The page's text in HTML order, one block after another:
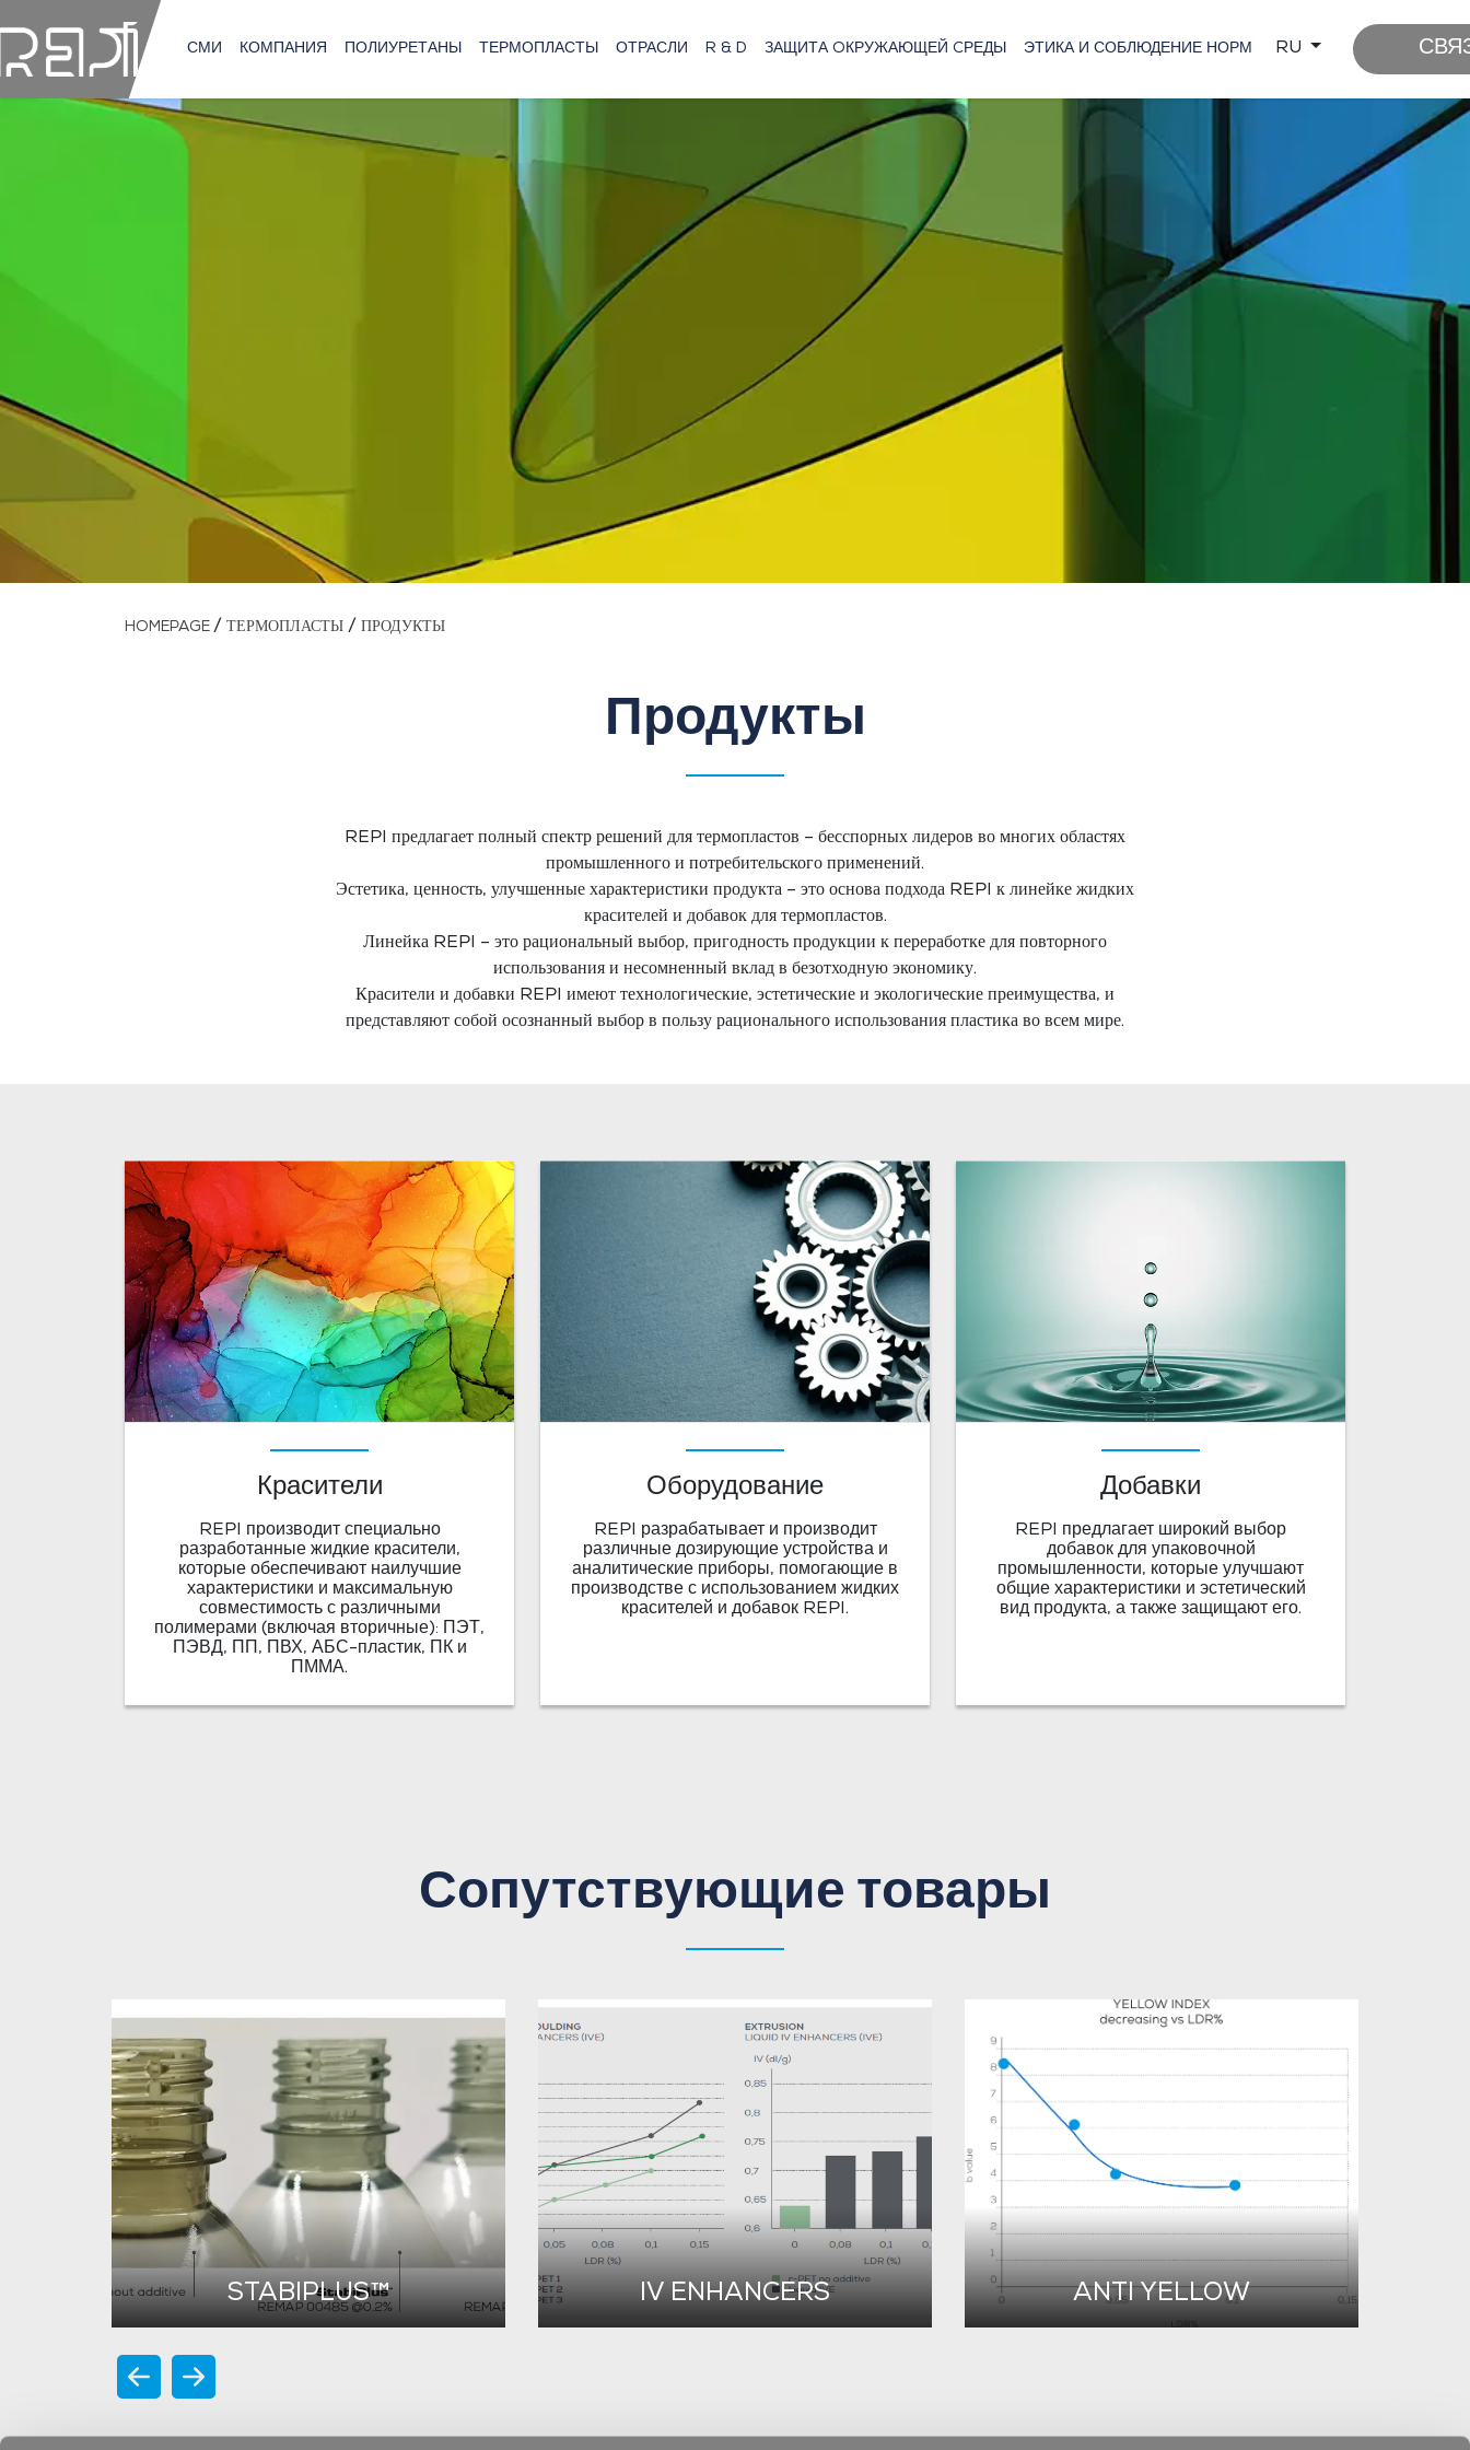
СМИ КОМПАНИЯ ПОЛИУРЕТАНЫ ТЕРМОПЛАСТЫ ОТРАСЛИ R & D ЗАЩИТА OКРУЖАЮЩЕЙ CРЕДЫ ЭТИКА И СОБЛЮДЕНИЕ НОРМ RU
HOMEPAGE / ТЕРМОПЛАСТЫ / ПРОДУКТЫ
Продукты
REPI предлагает полный спектр решений для термопластов – бесспорных лидеров во многих областях
промышленного и потребительского применений.
Эстетика, ценность, улучшенные характеристики продукта – это основа подхода REPI к линейке жидких
красителей и добавок для термопластов.
Линейка REPI – это рациональный выбор, пригодность продукции к переработке для повторного
использования и несомненный вклад в безотходную экономику.
Красители и добавки REPI имеют технологические, эстетические и экологические преимущества, и
представляют собой осознанный выбор в пользу рационального использования пластика во всем мире.
Красители
REPI производит специально
разработанные жидкие красители,
которые обеспечивают наилучшие
характеристики и максимальную
совместимость с различными
полимерами (включая вторичные): ПЭТ,
ПЭВД, ПП, ПВХ, АБС-пластик, ПК и
ПММА.
Оборудование
REPI разрабатывает и производит
различные дозирующие устройства и
аналитические приборы, помогающие в
производстве с использованием жидких
красителей и добавок REPI.
Добавки
REPI предлагает широкий выбор
добавок для упаковочной
промышленности, которые улучшают
общие характеристики и эстетический
вид продукта, а также защищают его.
Сопутствующие товары
STABIPLUS™ IV ENHANCERS ANTI YELLOW